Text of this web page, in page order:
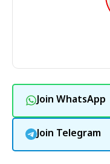
Join WhatsApp
Join Telegram